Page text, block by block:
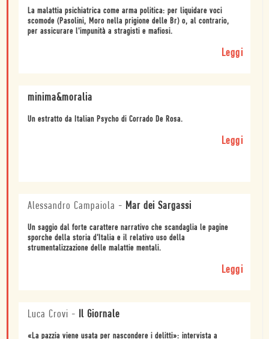
La malattia psichiatrica come arma politica: per liquidare voci
scomode (Pasolini, Moro nella prigione delle Br) o, al contrario,
per assicurare l'impunità a stragisti e mafiosi.
Leggi
minima&moralia
Un estratto da Italian Psycho di Corrado De Rosa.
Leggi
Alessandro Campaiola - Mar dei Sargassi
Un saggio dal forte carattere narrativo che scandaglia le pagine
sporche della storia d’Italia e il relativo uso della
strumentalizzazione delle malattie mentali.
Leggi
Luca Crovi - Il Giornale
«La pazzia viene usata per nascondere i delitti»: intervista a